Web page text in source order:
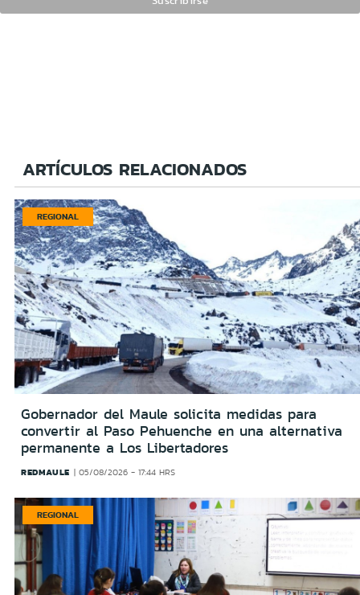
ARTÍCULOS RELACIONADOS
REGIONAL
Gobernador del Maule solicita medidas para
convertir al Paso Pehuenche en una alternativa
permanente a Los Libertadores
REDMAULE 05/08/2026 - 17:44 HRS
REGIONAL